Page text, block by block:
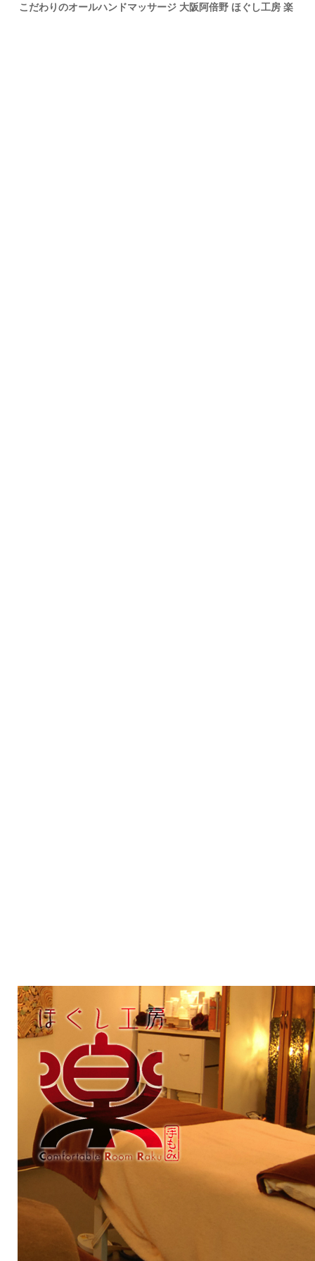
こだわりのオールハンドマッサージ 大阪阿倍野 ほぐし工房 楽